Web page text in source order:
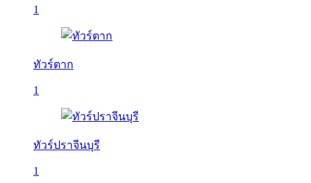
1
ทัวร์ตาก
1
ทัวร์ปราจีนบุรี
1